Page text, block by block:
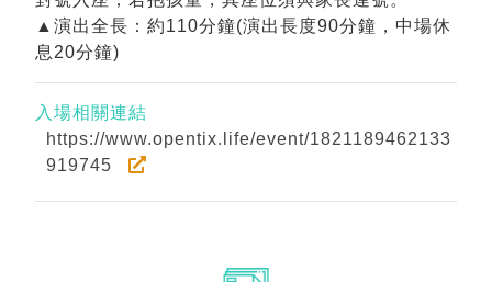
▲演出全長：約110分鐘(演出長度90分鐘，中場休
息20分鐘)
入場相關連結
https://www.opentix.life/event/1821189462133
919745